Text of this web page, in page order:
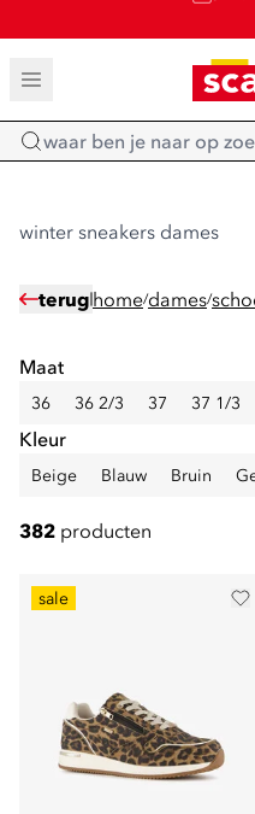
TOT 70%
Home
winter sneakers dames
terug home/dames/
Maat
36 36 2/3 37 37 1/3
Kleur
Beige Blauw Bruin
382 producten
sale